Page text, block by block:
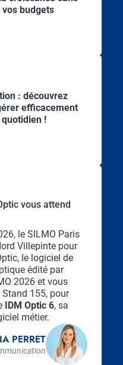
budgets
: découvrez
efficacement
!
vous attend
le SILMO Paris
Villepinte pour
le logiciel de
édité par
2026 et vous
155, pour
IDM Optic 6, sa
métier.
PERRET